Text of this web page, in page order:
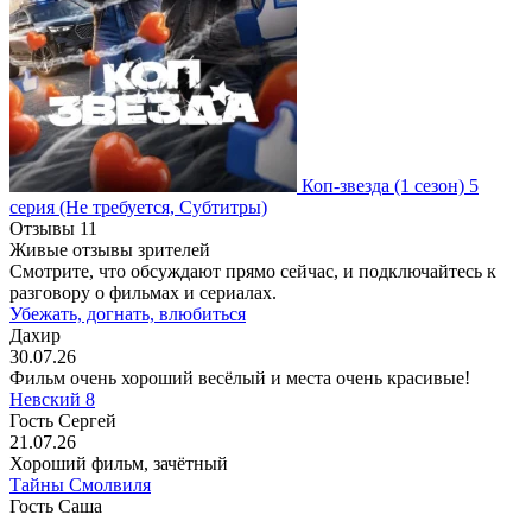
Коп-звезда (1 сезон) 5
серия (Не требуется, Субтитры)
Отзывы 11
Живые отзывы зрителей
Смотрите, что обсуждают прямо сейчас, и подключайтесь к
разговору о фильмах и сериалах.
Убежать, догнать, влюбиться
Дахир
30.07.26
Фильм очень хороший весёлый и места очень красивые!
Невский 8
Гость Сергей
21.07.26
Хороший фильм, зачётный
Тайны Смолвиля
Гость Саша